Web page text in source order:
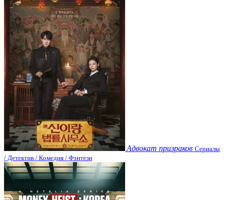
Адвокат призраков Сериалы
/ Детектив / Комедия / Фэнтези